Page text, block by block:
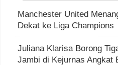
Manchester United
Dekat ke Liga Champions
Juliana Klarisa Borong
Jambi di Kejurnas Angkat